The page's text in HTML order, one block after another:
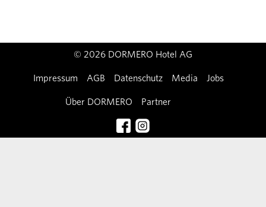
© 2026 DORMERO Hotel AG
Impressum AGB Datenschutz Media Jobs
Über DORMERO Partner